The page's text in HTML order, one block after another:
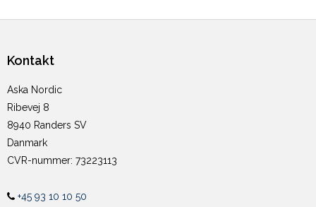
Kontakt
Aska Nordic
Ribevej 8
8940 Randers SV
Danmark
CVR-nummer: 73223113
+45 93 10 10 50